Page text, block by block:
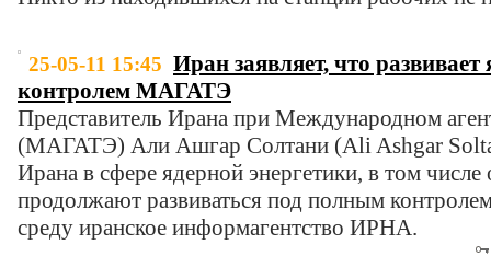
25-05-11 15:45 Иран заявляет, что
контролем МАГАТЭ
Представитель Ирана при Международном
(МАГАТЭ) Али Ашгар Солтани (Ali Ashgar
Ирана в сфере ядерной энергетики, в том
продолжают развиваться под полным
среду иранское информагентство ИРНА.